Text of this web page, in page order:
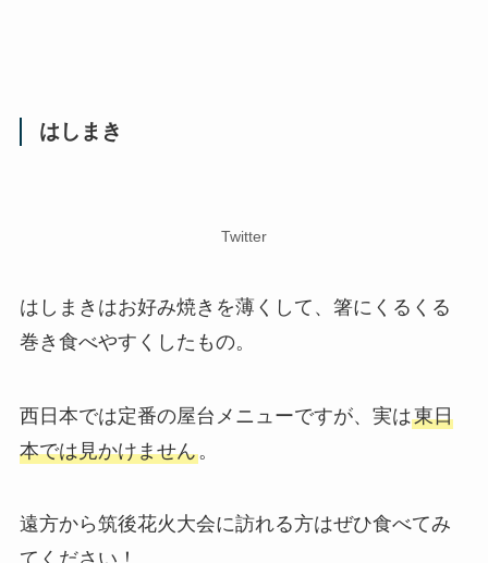
はしまき
Twitter
はしまきはお好み焼きを薄くして、箸にくるくる
巻き食べやすくしたもの。
西日本では定番の屋台メニューですが、実は東日
本では見かけません。
遠方から筑後花火大会に訪れる方はぜひ食べてみ